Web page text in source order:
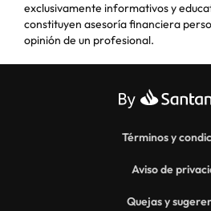
exclusivamente informativos y
constituyen asesoría financiera
opinión de un profesional.
Términos y
Aviso de
Quejas y